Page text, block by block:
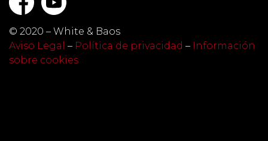
© 2020 – White & Baos
Aviso Legal – Política de privacidad – Información
sobre cookies